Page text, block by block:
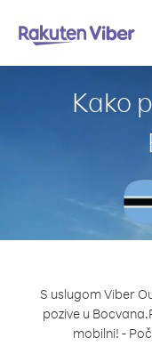
Kako
S uslugom Viber
pozive u Bocvana.
mobilni! -